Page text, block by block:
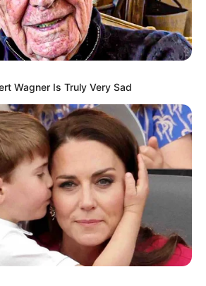
Wagner Is Truly Very Sad